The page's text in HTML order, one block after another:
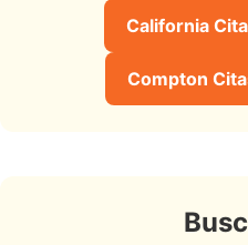
California
Compton